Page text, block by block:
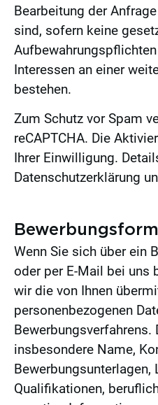
Bearbeitung der
sind, sofern keine
Interessen an einer
bestehen.
Zum Schutz vor Spam
reCAPTCHA. Die
Ihrer Einwilligung.
Datenschutzerklärung
Wenn Sie sich über ein
oder per E-Mail bei uns
wir die von Ihnen
personenbezogenen
Bewerbungsverfahrens.
insbesondere Name,
Bewerbungsunterlagen,
Qualifikationen,